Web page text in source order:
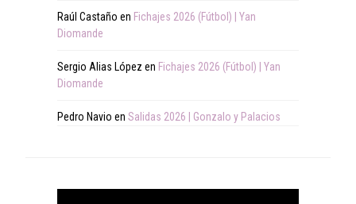
Raúl Castaño en Fichajes 2026 (Fútbol) | Yan
Diomande
Sergio Alias López en Fichajes 2026 (Fútbol) | Yan
Diomande
Pedro Navio en Salidas 2026 | Gonzalo y Palacios